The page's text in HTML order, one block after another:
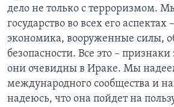
Языки
дело не только с терроризмом.
государство во всех его аспектах
экономика, вооруженные силы,
безопасности. Все это – признаки
они очевидны в Ираке. Мы
международного сообщества и
надеюсь, что она пойдет на